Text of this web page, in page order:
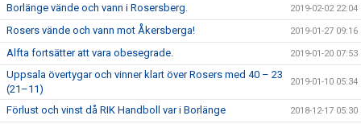
Borlänge vände och vann i Rosersberg. 2019-02-02 22:04
Rosers vände och vann mot Åkersberga! 2019-01-27 09:16
Alfta fortsätter att vara obesegrade. 2019-01-20 07:53
Uppsala övertygar och vinner klart över Rosers med 40 – 23
(21–11)
2019-01-10 05:34
Förlust och vinst då RIK Handboll var i Borlänge 2018-12-17 05:30